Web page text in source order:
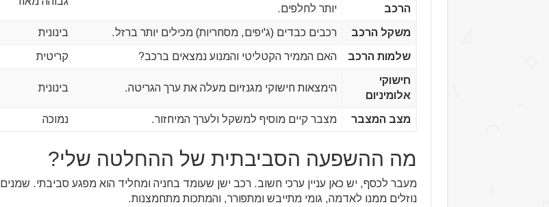
הרכב
יותר לחלפים.
משקל הרכב רכבים כבדים (ג'יפים, מסחריות) מכילים יותר ברזל. בינונית
שלמות הרכב האם הממיר הקטליטי והמנוע נמצאים ברכב? קריטית
חישוקי
אלומיניום
הימצאות חישוקי מגנזיום מעלה את ערך הגריטה. בינונית
מצב המצבר מצבר קיים מוסיף למשקל ולערך המיחזור. נמוכה
מה ההשפעה הסביבתית של ההחלטה שלי?
מעבר לכסף, יש כאן עניין ערכי חשוב. רכב ישן שעומד בחניה ומחליד הוא מפגע סביבתי. שמנים
נוזלים ממנו לאדמה, גומי מתייבש ומתפורר, והמתכות מתחמצנות.